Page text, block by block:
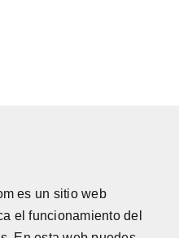
es un sitio web
el funcionamiento del